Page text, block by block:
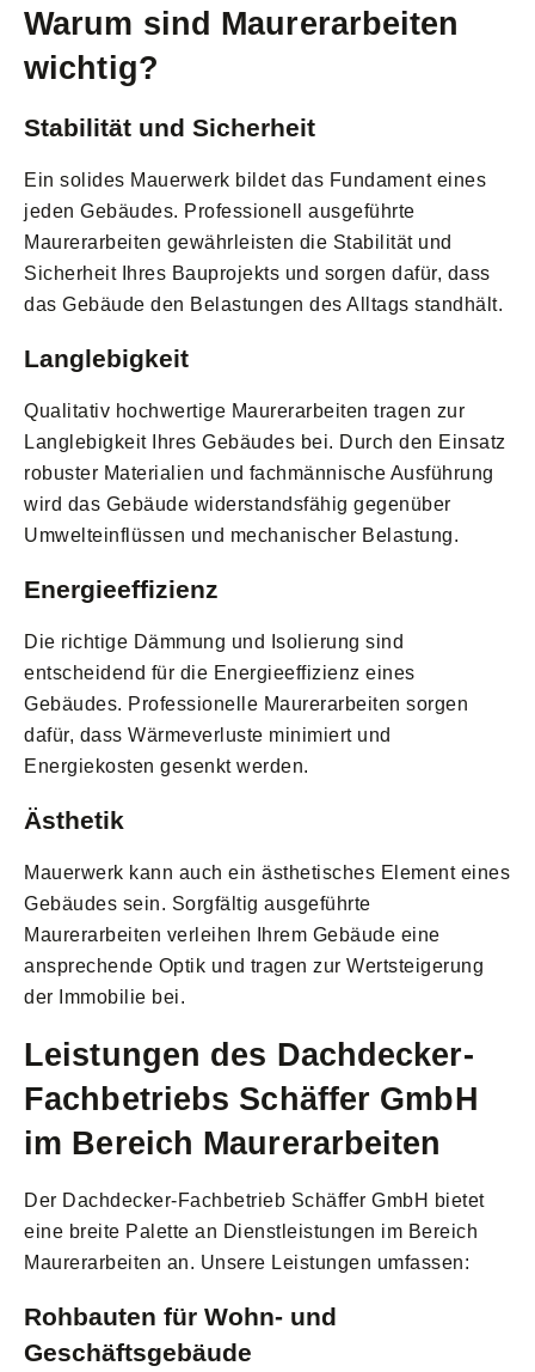
Warum sind Maurerarbeiten
wichtig?
Stabilität und Sicherheit
Ein solides Mauerwerk bildet das Fundament eines
jeden Gebäudes. Professionell ausgeführte
Maurerarbeiten gewährleisten die Stabilität und
Sicherheit Ihres Bauprojekts und sorgen dafür, dass
das Gebäude den Belastungen des Alltags standhält.
Langlebigkeit
Qualitativ hochwertige Maurerarbeiten tragen zur
Langlebigkeit Ihres Gebäudes bei. Durch den Einsatz
robuster Materialien und fachmännische Ausführung
wird das Gebäude widerstandsfähig gegenüber
Umwelteinflüssen und mechanischer Belastung.
Energieeffizienz
Die richtige Dämmung und Isolierung sind
entscheidend für die Energieeffizienz eines
Gebäudes. Professionelle Maurerarbeiten sorgen
dafür, dass Wärmeverluste minimiert und
Energiekosten gesenkt werden.
Ästhetik
Mauerwerk kann auch ein ästhetisches Element eines
Gebäudes sein. Sorgfältig ausgeführte
Maurerarbeiten verleihen Ihrem Gebäude eine
ansprechende Optik und tragen zur Wertsteigerung
der Immobilie bei.
Leistungen des Dachdecker-
Fachbetriebs Schäffer GmbH
im Bereich Maurerarbeiten
Der Dachdecker-Fachbetrieb Schäffer GmbH bietet
eine breite Palette an Dienstleistungen im Bereich
Maurerarbeiten an. Unsere Leistungen umfassen:
Rohbauten für Wohn- und
Geschäftsgebäude